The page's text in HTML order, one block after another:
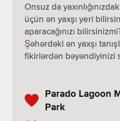
Onsuz da
üçün ən yaxşı yeri
aparacağınızı
Şəhərdəki ən yaxşı
fikirlərdən bəyəndiyinizi
Parado Lagoon
Park